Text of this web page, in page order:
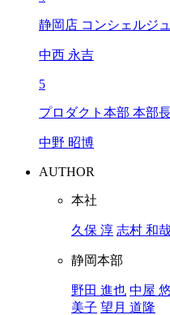
静岡店 コンシェルジュ
中西 永吉
5
プロダクト本部 本部
中野 昭博
AUTHOR
本社
久保 淳 志村 和
静岡本部
野田 進也 中屋
美子 望月 道隆